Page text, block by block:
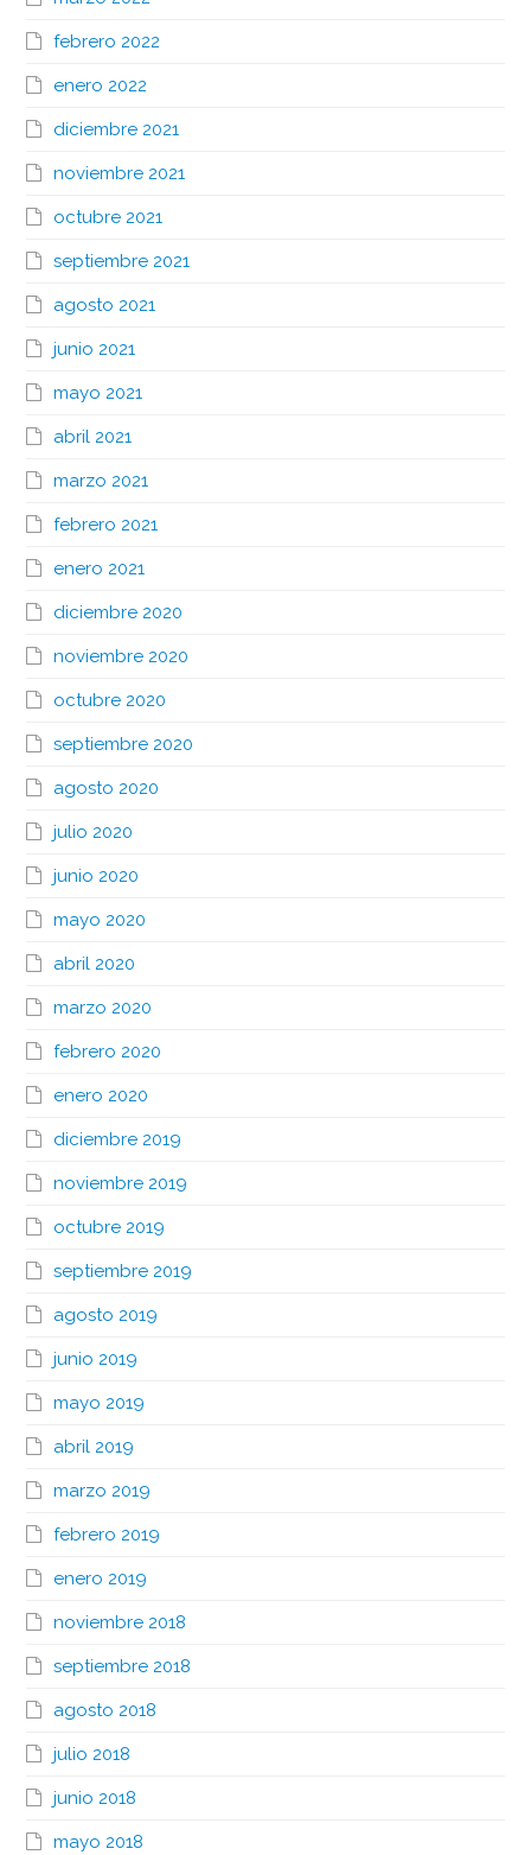
febrero 2022
enero 2022
diciembre 2021
noviembre 2021
octubre 2021
septiembre 2021
agosto 2021
junio 2021
mayo 2021
abril 2021
marzo 2021
febrero 2021
enero 2021
diciembre 2020
noviembre 2020
octubre 2020
septiembre 2020
agosto 2020
julio 2020
junio 2020
mayo 2020
abril 2020
marzo 2020
febrero 2020
enero 2020
diciembre 2019
noviembre 2019
octubre 2019
septiembre 2019
agosto 2019
junio 2019
mayo 2019
abril 2019
marzo 2019
febrero 2019
enero 2019
noviembre 2018
septiembre 2018
agosto 2018
julio 2018
junio 2018
mayo 2018